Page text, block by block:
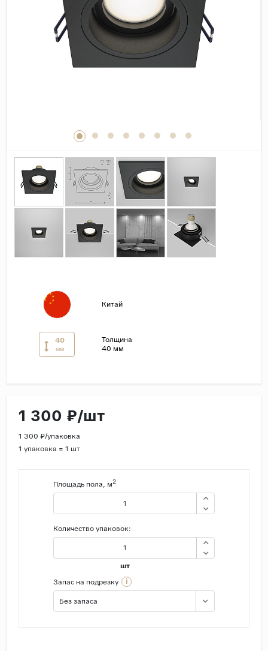
Дерево
Камень
Оникс
Поверхность
Лаппатированная
Сатинированная
Карвинг
Структурная
Китай
40
мм
Толщина
40 мм
1 300 ₽/шт
1 300 ₽/упаковка
1 упаковка = 1 шт
Площадь пола, м2
Количество упаковок:
шт
Запас на подрезку
i
Без запаса